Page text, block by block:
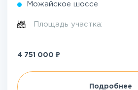
Можайское шоссе
Площадь участка:
4 751 000 ₽
Подробнее